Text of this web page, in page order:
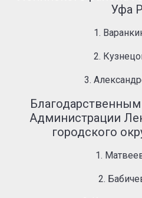
Уфа
1.
2.
3.
Администрации
городского
1.
2.